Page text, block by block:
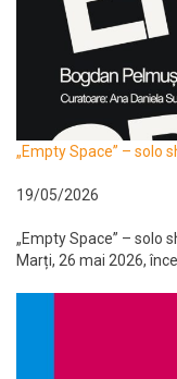
„Empty Space” – solo
19/05/2026
„Empty Space” – solo
Marți, 26 mai 2026,